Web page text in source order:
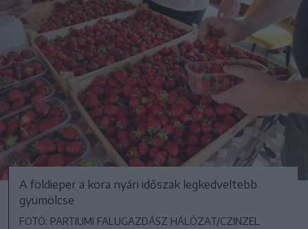
A földieper a kora nyári időszak legkedveltebb
gyümölcse
FOTÓ: PARTIUMI FALUGAZDÁSZ HÁLÓZAT/CZINZEL